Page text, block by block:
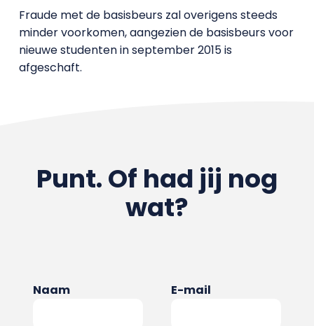
Fraude met de basisbeurs zal overigens steeds
minder voorkomen, aangezien de basisbeurs voor
nieuwe studenten in september 2015 is
afgeschaft.
Punt. Of had jij nog
wat?
Naam E-mail